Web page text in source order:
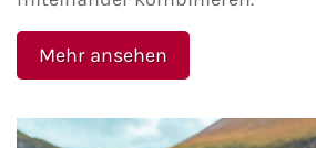
Mehr ansehen